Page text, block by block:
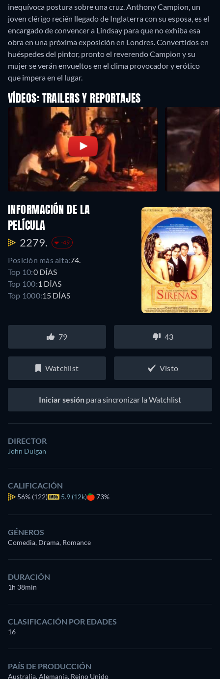
inequívoca postura sobre una cruz. Anthony Campion, un
joven clérigo recién llegado de Inglaterra con su esposa, es el
encargado de convencer a Lindsay para que no exhiba esa
obra en una próxima exposición en Londres. Convertidos en
huéspedes del pintor, pronto el reverendo Campion y su
mujer se verán envueltos en el clima provocador y erótico
que impera en el lugar.
VÍDEOS: TRAILERS Y REPORTAJES
INFORMACIÓN DE LA
PELÍCULA
2279. -49
Posición más alta:74.
Top 10:0 DÍAS
Top 100:1 DÍAS
Top 1000:15 DÍAS
79 43
Watchlist Visto
Iniciar sesión para sincronizar la Watchlist
DIRECTOR
John Duigan
CALIFICACIÓN
56% (122) 5.9 (12k) 73%
GÉNEROS
Comedia, Drama, Romance
DURACIÓN
1h 38min
CLASIFICACIÓN POR EDADES
16
PAÍS DE PRODUCCIÓN
Australia, Alemania, Reino Unido